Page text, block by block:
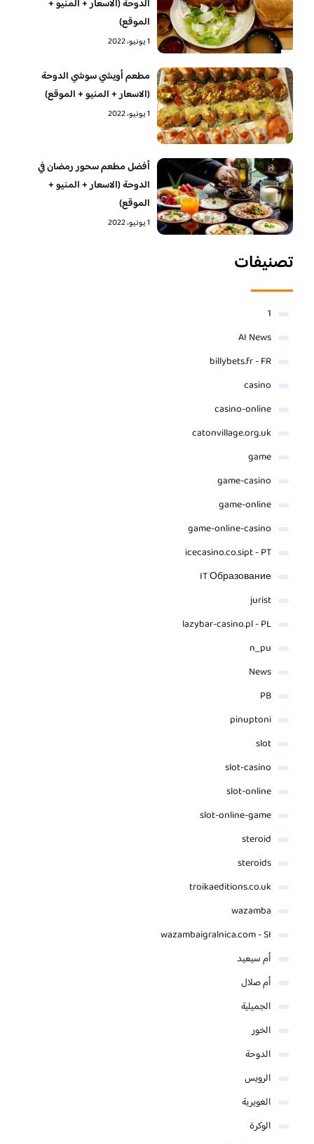
الدوحة (الاسعار + المنيو +
الموقع)
1 يونيو، 2022
مطعم أويشي سوشي الدوحة
(الاسعار + المنيو + الموقع)
1 يونيو، 2022
أفضل مطعم سحور رمضان في
الدوحة (الاسعار + المنيو +
الموقع)
1 يونيو، 2022
تصنيفات
1
AI News
billybets.fr - FR
casino
casino-online
catonvillage.org.uk
game
game-casino
game-online
game-online-casino
icecasino.co.sipt - PT
IT Образование
jurist
lazybar-casino.pl - PL
n_pu
News
PB
pinuptoni
slot
slot-casino
slot-online
slot-online-game
steroid
steroids
troikaeditions.co.uk
wazamba
wazambaigralnica.com - SI
أم سيعيد
أم صلال
الجميلية
الخور
الدوحة
الرويس
الغويرية
الوكرة